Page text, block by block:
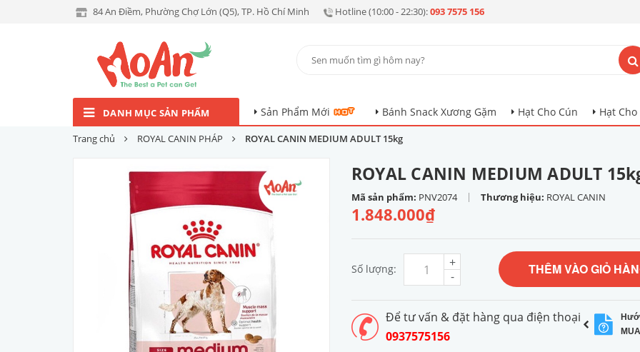
84 An Điềm, Phường Chợ Lớn (Q5), TP. Hồ Chí Minh Hotline (10:00 - 22:30):093 7575 156
DANH MỤC SẢN PHẨM Sản Phẩm Mới Bánh Snack Xương Gặm Hạt Cho Cún Hạt
Trang chủ ROYAL CANIN PHÁP ROYAL CANIN MEDIUM ADULT 15kg
ROYAL CANIN MEDIUM ADULT
Mã sản phẩm: PNV2074 | Thương hiệu: ROYAL CANIN
1.848.000₫
Số lượng: -
+ THÊM VÀO GIỎ
Để tư vấn & đặt hàng qua điện thoại
0937575156